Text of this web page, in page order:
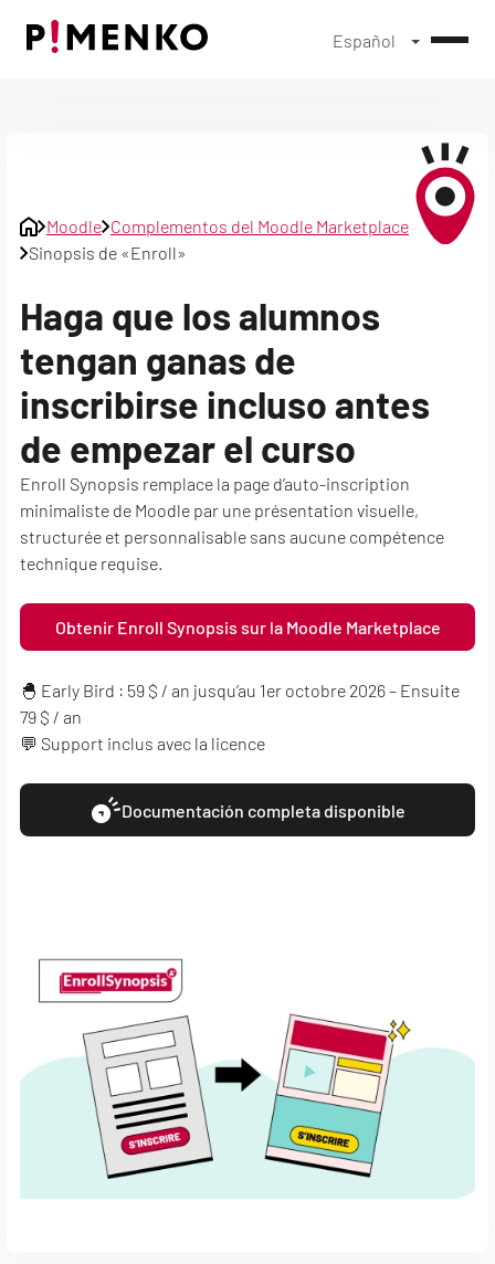
Español
Moodle Complementos del Moodle Marketplace
Sinopsis de «Enroll»
Haga que los alumnos
tengan ganas de
inscribirse incluso antes
de empezar el curso
Enroll Synopsis remplace la page d’auto-inscription
minimaliste de Moodle par une présentation visuelle,
structurée et personnalisable sans aucune compétence
technique requise.
Obtenir Enroll Synopsis sur la Moodle Marketplace
🐣 Early Bird : 59 $ / an jusqu’au 1er octobre 2026 – Ensuite
79 $ / an
💬 Support inclus avec la licence
Documentación completa disponible